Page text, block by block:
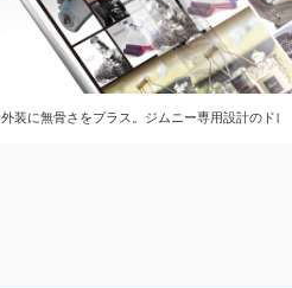
外装に無骨さをプラス。ジムニー専用設計のド